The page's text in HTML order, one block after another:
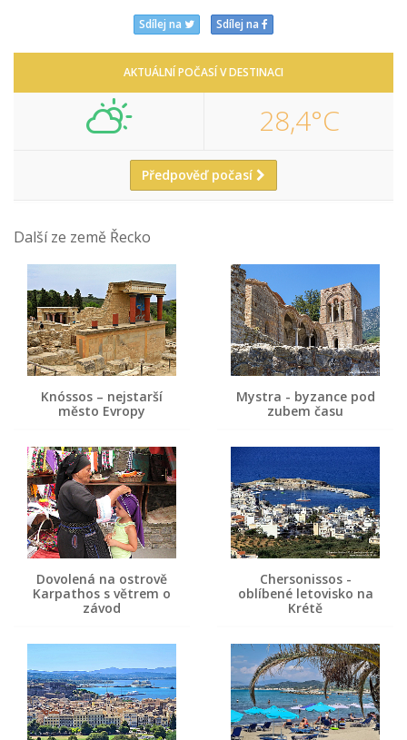
Sdílej na Sdílej na
AKTUÁLNÍ POČASÍ V DESTINACI
28,4°C
Předpověď počasí
Další ze země Řecko
Knóssos – nejstarší
město Evropy
Mystra - byzance pod
zubem času
Dovolená na ostrově
Karpathos s větrem o
závod
Chersonissos -
oblíbené letovisko na
Krétě